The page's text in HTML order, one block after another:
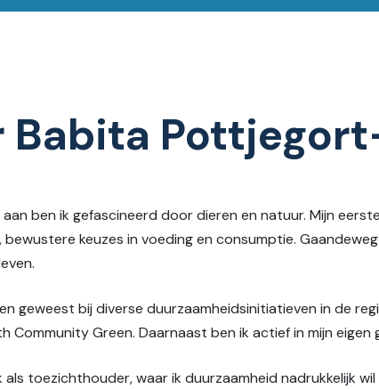
Babita
aan ben ik gefascineerd door dieren en natuur. Mijn
bewustere keuzes in voeding en consumptie.
geweest bij diverse duurzaamheidsinitiatieven in de
Community Green. Daarnaast ben ik actief in mijn eigen
toezichthouder, waar ik duurzaamheid nadrukkelijk